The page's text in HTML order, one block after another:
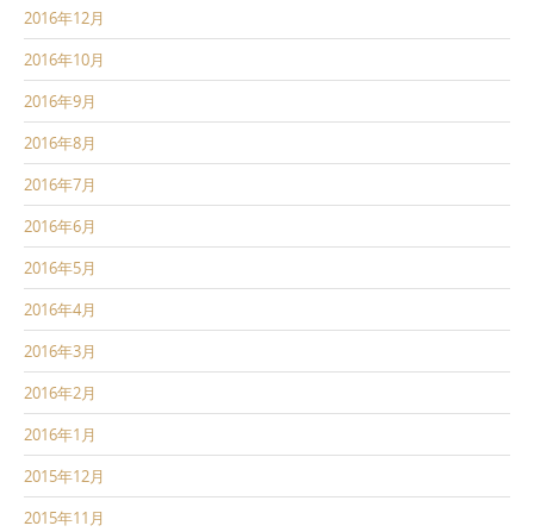
2016年12月
2016年10月
2016年9月
2016年8月
2016年7月
2016年6月
2016年5月
2016年4月
2016年3月
2016年2月
2016年1月
2015年12月
2015年11月